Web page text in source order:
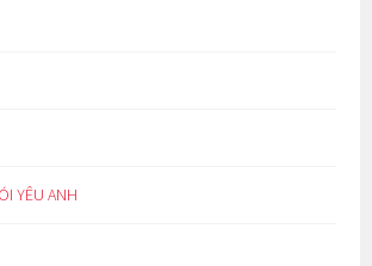
YÊU ANH